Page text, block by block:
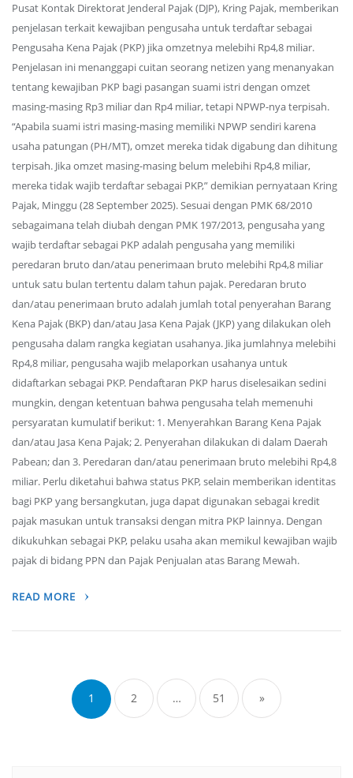
Pusat Kontak Direktorat Jenderal Pajak (DJP), Kring Pajak, memberikan
penjelasan terkait kewajiban pengusaha untuk terdaftar sebagai
Pengusaha Kena Pajak (PKP) jika omzetnya melebihi Rp4,8 miliar.
Penjelasan ini menanggapi cuitan seorang netizen yang menanyakan
tentang kewajiban PKP bagi pasangan suami istri dengan omzet
masing-masing Rp3 miliar dan Rp4 miliar, tetapi NPWP-nya terpisah.
“Apabila suami istri masing-masing memiliki NPWP sendiri karena
usaha patungan (PH/MT), omzet mereka tidak digabung dan dihitung
terpisah. Jika omzet masing-masing belum melebihi Rp4,8 miliar,
mereka tidak wajib terdaftar sebagai PKP,” demikian pernyataan Kring
Pajak, Minggu (28 September 2025). Sesuai dengan PMK 68/2010
sebagaimana telah diubah dengan PMK 197/2013, pengusaha yang
wajib terdaftar sebagai PKP adalah pengusaha yang memiliki
peredaran bruto dan/atau penerimaan bruto melebihi Rp4,8 miliar
untuk satu bulan tertentu dalam tahun pajak. Peredaran bruto
dan/atau penerimaan bruto adalah jumlah total penyerahan Barang
Kena Pajak (BKP) dan/atau Jasa Kena Pajak (JKP) yang dilakukan oleh
pengusaha dalam rangka kegiatan usahanya. Jika jumlahnya melebihi
Rp4,8 miliar, pengusaha wajib melaporkan usahanya untuk
didaftarkan sebagai PKP. Pendaftaran PKP harus diselesaikan sedini
mungkin, dengan ketentuan bahwa pengusaha telah memenuhi
persyaratan kumulatif berikut: 1. Menyerahkan Barang Kena Pajak
dan/atau Jasa Kena Pajak; 2. Penyerahan dilakukan di dalam Daerah
Pabean; dan 3. Peredaran dan/atau penerimaan bruto melebihi Rp4,8
miliar. Perlu diketahui bahwa status PKP, selain memberikan identitas
bagi PKP yang bersangkutan, juga dapat digunakan sebagai kredit
pajak masukan untuk transaksi dengan mitra PKP lainnya. Dengan
dikukuhkan sebagai PKP, pelaku usaha akan memikul kewajiban wajib
pajak di bidang PPN dan Pajak Penjualan atas Barang Mewah.
READ MORE
navigation
1 2 … 51 »